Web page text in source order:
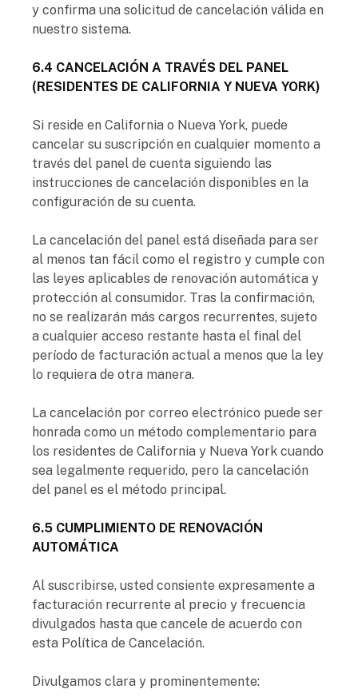
y confirma una solicitud de cancelación válida en
nuestro sistema.
6.4 CANCELACIÓN A TRAVÉS DEL PANEL
(RESIDENTES DE CALIFORNIA Y NUEVA YORK)
Si reside en California o Nueva York, puede
cancelar su suscripción en cualquier momento a
través del panel de cuenta siguiendo las
instrucciones de cancelación disponibles en la
configuración de su cuenta.
La cancelación del panel está diseñada para ser
al menos tan fácil como el registro y cumple con
las leyes aplicables de renovación automática y
protección al consumidor. Tras la confirmación,
no se realizarán más cargos recurrentes, sujeto
a cualquier acceso restante hasta el final del
período de facturación actual a menos que la ley
lo requiera de otra manera.
La cancelación por correo electrónico puede ser
honrada como un método complementario para
los residentes de California y Nueva York cuando
sea legalmente requerido, pero la cancelación
del panel es el método principal.
6.5 CUMPLIMIENTO DE RENOVACIÓN
AUTOMÁTICA
Al suscribirse, usted consiente expresamente a
facturación recurrente al precio y frecuencia
divulgados hasta que cancele de acuerdo con
esta Política de Cancelación.
Divulgamos clara y prominentemente: